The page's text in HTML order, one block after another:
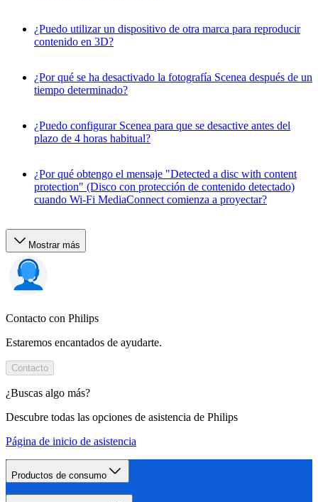
¿Puedo utilizar un dispositivo de otra marca para reproducir
contenido en 3D?
¿Por qué se ha desactivado la fotografía Scenea después de un
tiempo determinado?
¿Puedo configurar Scenea para que se desactive antes del
plazo de 4 horas habitual?
¿Por qué obtengo el mensaje "Detected a disc with content
protection" (Disco con protección de contenido detectado)
cuando Wi-Fi MediaConnect comienza a proyectar?
Mostrar más
Contacto con Philips
Estaremos encantados de ayudarte.
Contacto
¿Buscas algo más?
Descubre todas las opciones de asistencia de Philips
Página de inicio de asistencia
Productos de consumo